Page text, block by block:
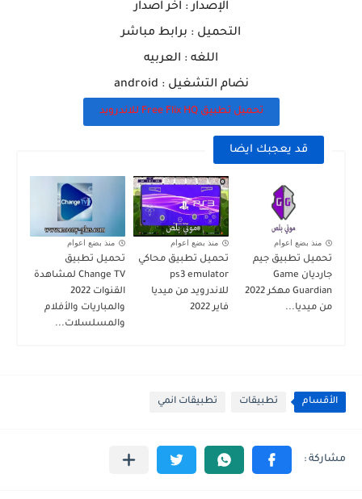
الإصدار : اخر اصدار
التحميل : برابط مباشر
اللغه : العربيه
نضام التشغيل : android
تحميل تطبيق Free Flix HQ للاندرويد
قد يعجبك ايضا
منذ بضع اعوام
تحميل تطبيق جيم
جارديان Game
Guardian مهكر 2022
من ميديا...
منذ بضع اعوام
تحميل تطبيق محاكي
ps3 emulator
للاندرويد من ميديا
فاير 2022
منذ بضع اعوام
تحميل تطبيق
Change TV لمشاهدة
القنوات 2022
والمباريات والأفلام
والمسلسلات...
الأقسام تطبيقات تطبيقات انمي